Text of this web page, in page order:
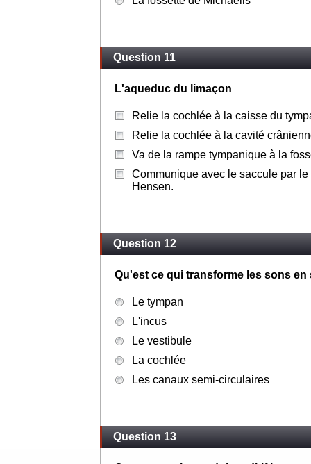
Question 11
L'aqueduc du limaçon
Relie la cochlée à la caisse du
Relie la cochlée à la cavité
Va de la rampe tympanique à la
Communique avec le saccule par
Hensen.
Question 12
Qu'est ce qui transforme les sons
Le tympan
L'incus
Le vestibule
La cochlée
Les canaux semi-circulaires
Question 13